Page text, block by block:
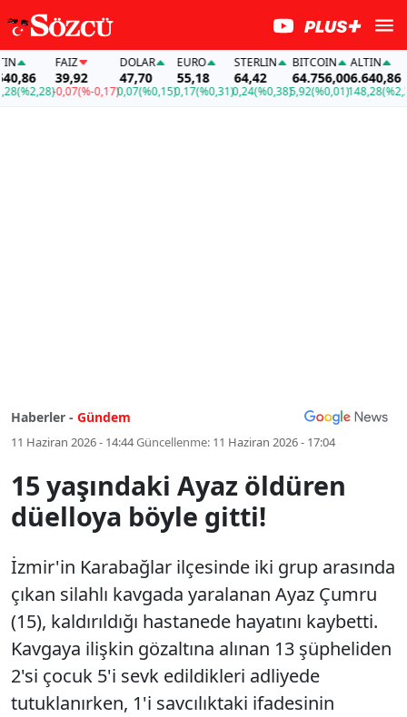
(%2,28)
FAİZ
39,92
-0,07(%-0,17)
DOLAR
47,70
0,07(%0,15)
EURO
55,18
0,17(%0,31)
STERLIN
64,42
0,24(%0,38)
BITCOIN
64.756,00
5,92(%0,01)
ALTIN
6.640,86
148,28(%2,28)
Haberler - Gündem
11 Haziran 2026 - 14:44Güncellenme: 11 Haziran 2026 - 17:04
15 yaşındaki Ayaz öldüren
düelloya böyle gitti!
İzmir'in Karabağlar ilçesinde iki grup arasında
çıkan silahlı kavgada yaralanan Ayaz Çumru
(15), kaldırıldığı hastanede hayatını kaybetti.
Kavgaya ilişkin gözaltına alınan 13 şüpheliden
2'si çocuk 5'i sevk edildikleri adliyede
tutuklanırken, 1'i savcılıktaki ifadesinin